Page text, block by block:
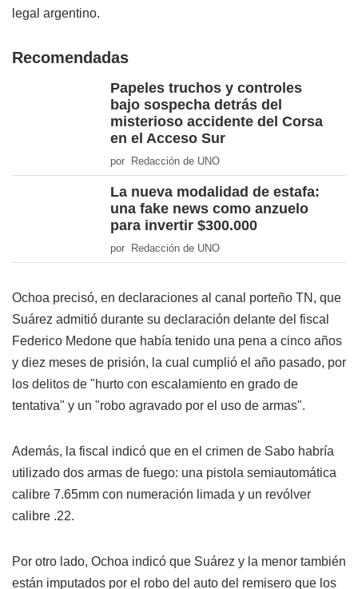
legal argentino.
Recomendadas
Papeles truchos y controles
bajo sospecha detrás del
misterioso accidente del Corsa
en el Acceso Sur
por Redacción de UNO
La nueva modalidad de estafa:
una fake news como anzuelo
para invertir $300.000
por Redacción de UNO
Ochoa precisó, en declaraciones al canal porteño TN, que
Suárez admitió durante su declaración delante del fiscal
Federico Medone que había tenido una pena a cinco años
y diez meses de prisión, la cual cumplió el año pasado, por
los delitos de "hurto con escalamiento en grado de
tentativa" y un "robo agravado por el uso de armas".
Además, la fiscal indicó que en el crimen de Sabo habría
utilizado dos armas de fuego: una pistola semiautomática
calibre 7.65mm con numeración limada y un revólver
calibre .22.
Por otro lado, Ochoa indicó que Suárez y la menor también
están imputados por el robo del auto del remisero que los